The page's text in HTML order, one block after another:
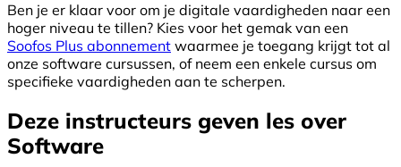
Ben je er klaar voor om je digitale vaardigheden naar een
hoger niveau te tillen? Kies voor het gemak van een
Soofos Plus abonnement waarmee je toegang krijgt tot al
onze software cursussen, of neem een enkele cursus om
specifieke vaardigheden aan te scherpen.
Deze instructeurs geven les over
Software